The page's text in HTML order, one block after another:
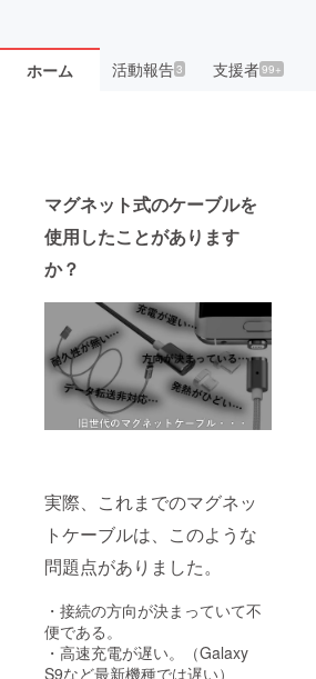
ホーム 活動報告3 支援者99+
マグネット式のケーブルを
使用したことがあります
か？
実際、これまでのマグネッ
トケーブルは、このような
問題点がありました。
・接続の方向が決まっていて不
便である。
・高速充電が遅い。（Galaxy
S9など最新機種では遅い）